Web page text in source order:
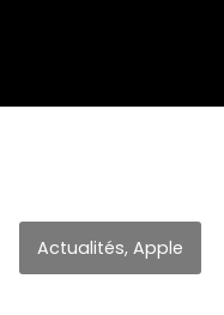
Actualités, Apple